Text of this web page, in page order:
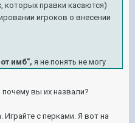
которых правки касаются)
игроков о внесении
имб", я не понять не могу
почему вы их назвали?
с перками. Я вот на